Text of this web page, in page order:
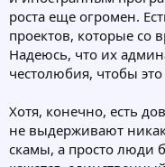
роста еще огромен.
проектов, которые со
Надеюсь, что их
честолюбия, чтобы
Хотя, конечно, есть
не выдерживают
скамы, а просто люди